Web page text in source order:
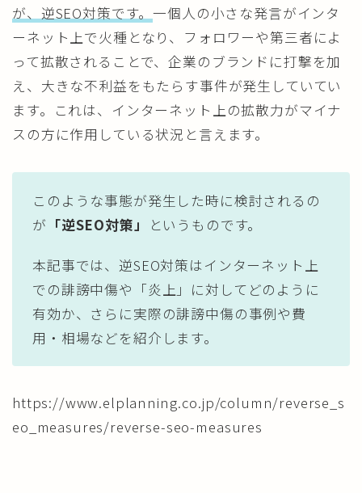
が、逆SEO対策です。一個人の小さな発言がインタ
ーネット上で火種となり、フォロワーや第三者によ
って拡散されることで、企業のブランドに打撃を加
え、大きな不利益をもたらす事件が発生していてい
ます。これは、インターネット上の拡散力がマイナ
スの方に作用している状況と言えます。
このような事態が発生した時に検討されるの
が 「逆SEO対策」 というものです。
本記事では、逆SEO対策はインターネット上
での誹謗中傷や「炎上」に対してどのように
有効か、さらに実際の誹謗中傷の事例や費
用・相場などを紹介します。
https://www.elplanning.co.jp/column/reverse_s
eo_measures/reverse-seo-measures